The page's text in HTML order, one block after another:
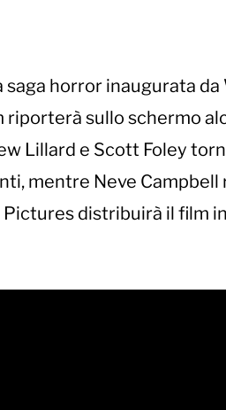
horror inaugurata da
riporterà sullo schermo
Lillard e Scott Foley
mentre Neve Campbell
distribuirà il film